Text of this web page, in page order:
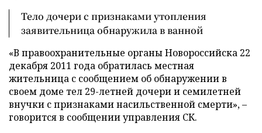
Тело дочери с признаками утопления
заявительница обнаружила в ванной
«В правоохранительные органы Новороссийска 22
декабря 2011 года обратилась местная
жительница с сообщением об обнаружении в
своем доме тел 29-летней дочери и семилетней
внучки с признаками насильственной смерти», –
говорится в сообщении управления СК.